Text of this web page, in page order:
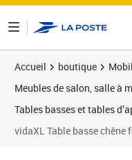
Accueil boutique
Meubles de salon, salle à
Tables basses et tables
vidaXL Table basse